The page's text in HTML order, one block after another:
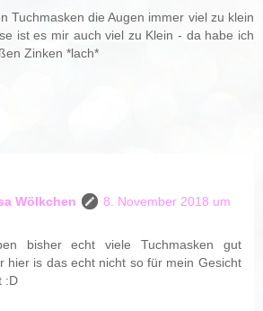
Tuchmasken die Augen immer viel zu klein
ist es mir auch viel zu Klein - da habe ich
Zinken *lach*
Wölkchen
8. November 2018 um
bisher echt viele Tuchmasken gut
hier is das echt nicht so für mein Gesicht
:D